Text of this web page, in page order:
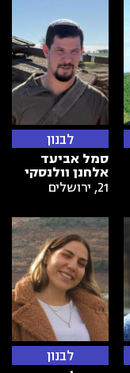
לבנון
סמל אביעד
אלחנן וולנסקי
21
, ירושלים
לבנון